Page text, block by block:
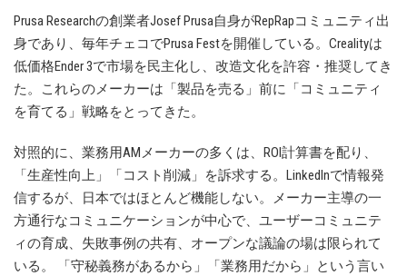
Prusa Researchの創業者Josef Prusa自身がRepRapコミュニティ出
身であり、毎年チェコでPrusa Festを開催している。Crealityは
低価格Ender 3で市場を民主化し、改造文化を許容・推奨してき
た。これらのメーカーは「製品を売る」前に「コミュニティ
を育てる」戦略をとってきた。
対照的に、業務用AMメーカーの多くは、ROI計算書を配り、
「生産性向上」「コスト削減」を訴求する。LinkedInで情報発
信するが、日本ではほとんど機能しない。メーカー主導の一
方通行なコミュニケーションが中心で、ユーザーコミュニテ
ィの育成、失敗事例の共有、オープンな議論の場は限られて
いる。 「守秘義務があるから」「業務用だから」という言い